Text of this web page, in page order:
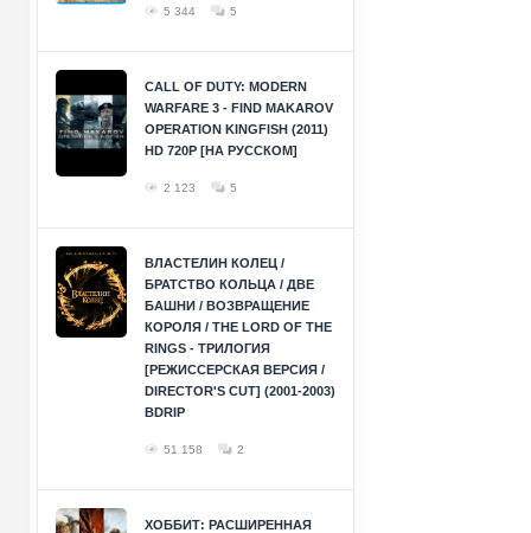
5 344 5
CALL OF DUTY: MODERN
WARFARE 3 - FIND MAKAROV
OPERATION KINGFISH (2011)
HD 720P [НА РУССКОМ]
2 123 5
ВЛАСТЕЛИН КОЛЕЦ /
БРАТСТВО КОЛЬЦА / ДВЕ
БАШНИ / ВОЗВРАЩЕНИЕ
КОРОЛЯ / THE LORD OF THE
RINGS - ТРИЛОГИЯ
[РЕЖИССЕРСКАЯ ВЕРСИЯ /
DIRECTOR'S CUT] (2001-2003)
BDRIP
51 158 2
ХОББИТ: РАСШИРЕННАЯ